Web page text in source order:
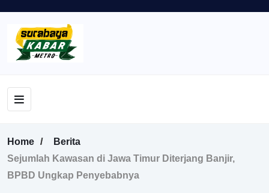
Home
Berita
Sejumlah Kawasan di Jawa Timur Diterjang Banjir,
BPBD Ungkap Penyebabnya